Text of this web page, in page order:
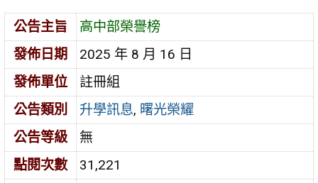
公告主旨
高中部榮譽榜
發佈日期
2025 年 8 月 16 日
發佈單位
註冊組
公告類別
升學訊息, 曙光榮耀
公告等級
無
點閱次數
31,221